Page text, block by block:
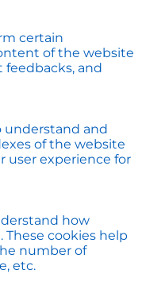
certain
of the website
feedbacks, and
understand and
of the website
user experience for
how
cookies help
number of
etc.